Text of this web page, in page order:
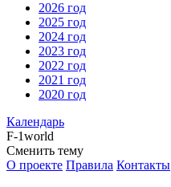
2026 год
2025 год
2024 год
2023 год
2022 год
2021 год
2020 год
Календарь
F-1world
Сменить тему
О проекте Правила Контакты